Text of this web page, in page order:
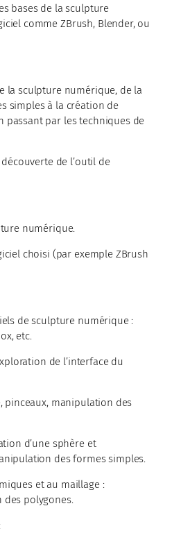
bases de la sculpture
comme ZBrush, Blender, ou
la sculpture numérique, de la
simples à la création de
passant par les techniques de
de l’outil de
numérique.
choisi (par exemple ZBrush
de sculpture numérique :
etc.
de l’interface du
pinceaux, manipulation des
d’une sphère et
des formes simples.
et au maillage :
des polygones.